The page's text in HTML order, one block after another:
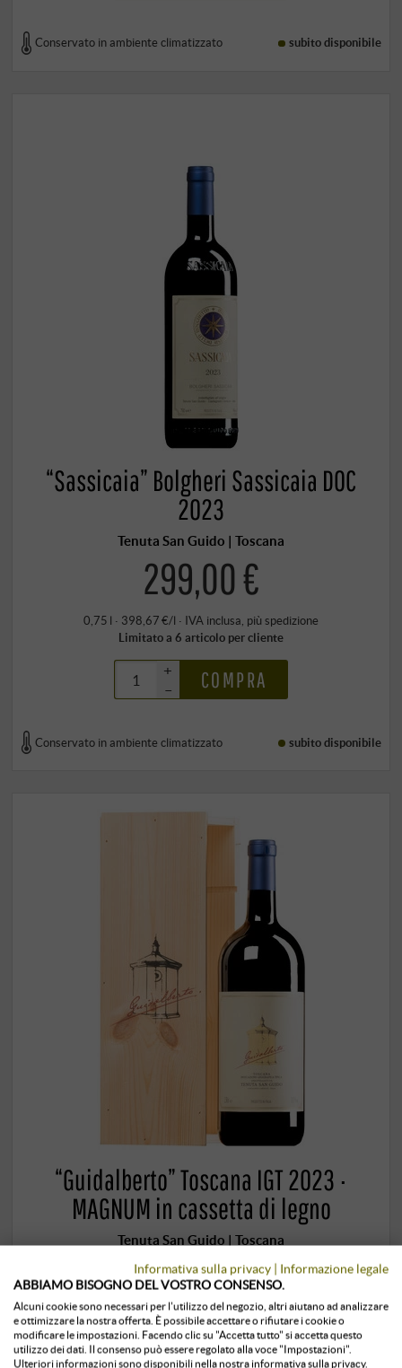
Conservato in ambiente climatizzato subito disponibile
“Sassicaia” Bolgheri Sassicaia DOC
2023
Tenuta San Guido | Toscana
299,00 €
0,75 l · 398,67 €/l · IVA inclusa, più spedizione
Limitato a 6 articolo per cliente
+
–
COMPRA
Conservato in ambiente climatizzato subito disponibile
“Guidalberto” Toscana IGT 2023 ·
MAGNUM in cassetta di legno
Tenuta San Guido | Toscana
149,00 €
1,5 l · 99,33 €/l·IVA inclusa, piùspedizione
+
COMPRA
Informativa sulla privacy | Informazione legale
ABBIAMO BISOGNO DEL VOSTRO CONSENSO.
Alcuni cookie sono necessari per l'utilizzo del negozio, altri aiutano ad analizzare
e ottimizzare la nostra offerta. È possibile accettare o rifiutare i cookie o
modificare le impostazioni. Facendo clic su "Accetta tutto" si accetta questo
utilizzo dei dati. Il consenso può essere regolato alla voce "Impostazioni".
Ulteriori informazioni sono disponibili nella nostra informativa sulla privacy.